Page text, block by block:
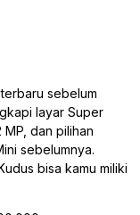
sebelum
layar Super
MP, dan pilihan
sebelumnya.
bisa kamu miliki